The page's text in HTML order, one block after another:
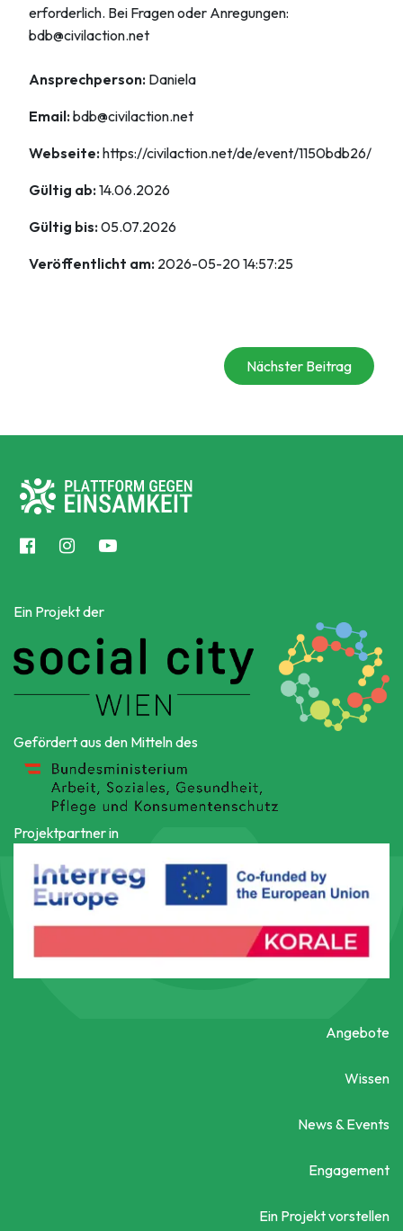
erforderlich. Bei Fragen oder Anregungen:
bdb@civilaction.net
Ansprechperson: Daniela
Email:bdb@civilaction.net
Webseite:https://civilaction.net/de/event/1150bdb26/
Gültig ab:14.06.2026
Gültig bis:05.07.2026
Veröffentlicht am: 2026-05-20 14:57:25
Nächster Beitrag
Ein Projekt der
Gefördert aus den Mitteln des
Projektpartner in
Angebote
Wissen
News & Events
Engagement
Ein Projekt vorstellen